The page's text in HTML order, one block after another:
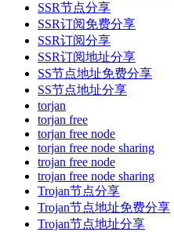
SSR节点分享
SSR订阅免费分享
SSR订阅分享
SSR订阅地址分享
SS节点地址免费分享
SS节点地址分享
torjan
torjan free
torjan free node
torjan free node sharing
trojan free node
trojan free node sharing
Trojan节点分享
Trojan节点地址免费分享
Trojan节点地址分享